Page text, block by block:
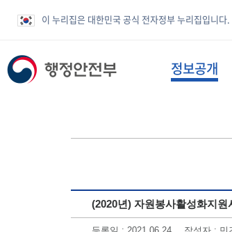
이 누리집은 대한민국 공식 전자정부 누리집입니다.
정보공개
(2020년) 자원봉사활성화지원